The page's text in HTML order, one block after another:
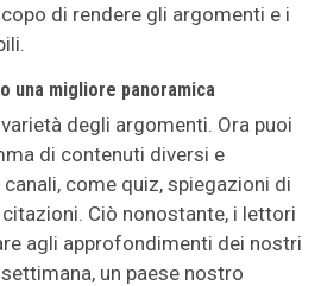
di rendere gli argomenti e i
una migliore panoramica
degli argomenti. Ora puoi
di contenuti diversi e
come quiz, spiegazioni di
Ciò nonostante, i lettori
agli approfondimenti dei nostri
un paese nostro